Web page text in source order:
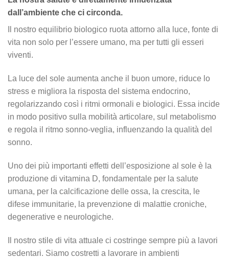
dall’ambiente che ci circonda.
Il nostro equilibrio biologico ruota attorno alla luce, fonte di
vita non solo per l’essere umano, ma per tutti gli esseri
viventi.
La luce del sole aumenta anche il buon umore, riduce lo
stress e migliora la risposta del sistema endocrino,
regolarizzando così i ritmi ormonali e biologici. Essa incide
in modo positivo sulla mobilità articolare, sul metabolismo
e regola il ritmo sonno-veglia, influenzando la qualità del
sonno.
Uno dei più importanti effetti dell’esposizione al sole è la
produzione di vitamina D, fondamentale per la salute
umana, per la calcificazione delle ossa, la crescita, le
difese immunitarie, la prevenzione di malattie croniche,
degenerative e neurologiche.
Il nostro stile di vita attuale ci costringe sempre più a lavori
sedentari. Siamo costretti a lavorare in ambienti